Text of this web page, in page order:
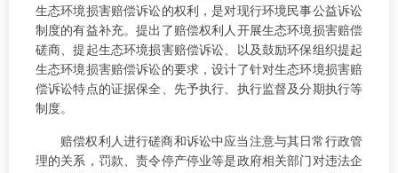
生态环境损害赔偿诉讼的权利，是对现行环境民事公益诉讼
制度的有益补充。提出了赔偿权利人开展生态环境损害赔偿
磋商、提起生态环境损害赔偿诉讼、以及鼓励环保组织提起
生态环境损害赔偿诉讼的要求，设计了针对生态环境损害赔
偿诉讼特点的证据保全、先予执行、执行监督及分期执行等
制度。
赔偿权利人进行磋商和诉讼中应当注意与其日常行政管
理的关系，罚款、责令停产停业等是政府相关部门对违法企